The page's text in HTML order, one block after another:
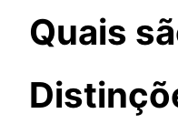
Quais